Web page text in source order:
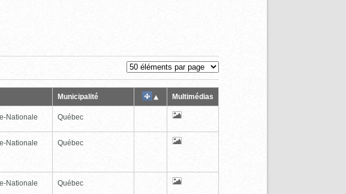
Municipalité Multimédias
Nationale Québec
Nationale Québec
Nationale Québec